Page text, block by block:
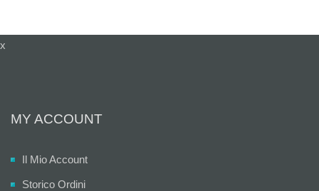
x
MY ACCOUNT
Il Mio Account
Storico Ordini